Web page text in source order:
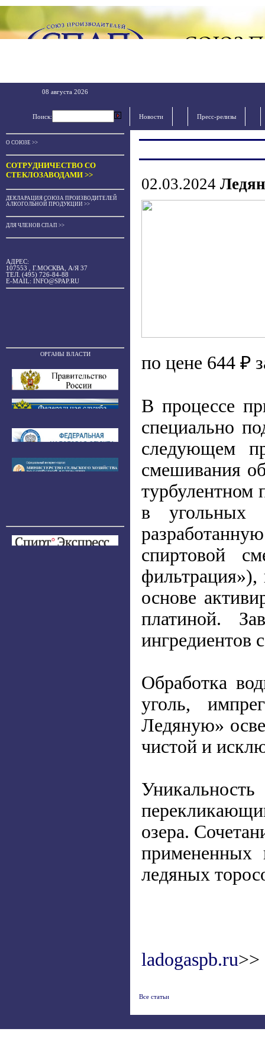
08 августа 2026
Поиск: Новости Пресс-релизы
О СОЮЗЕ >>
СОТРУДНИЧЕСТВО СО
СТЕКЛОЗАВОДАМИ >>
ДЕКЛАРАЦИЯ СОЮЗА ПРОИЗВОДИТЕЛЕЙ
АЛКОГОЛЬНОЙ ПРОДУКЦИИ >>
ДЛЯ ЧЛЕНОВ СПАП >>
АДРЕС:
107553 , Г.МОСКВА, А/Я 37
ТЕЛ. (495) 726-84-88
E-MAIL: INFO@SPAP.RU
ОРГАНЫ ВЛАСТИ
02.03.2024
по цене 644 ₽
В процессе
специально
следующем
смешивания
турбулентном
в угольных
спиртовой
основе
платиной.
ингредиентов
Обработка
уголь,
Ледяную»
чистой и
озера.
примененных
ледяных
ladogaspb.ru>>
Все статьи